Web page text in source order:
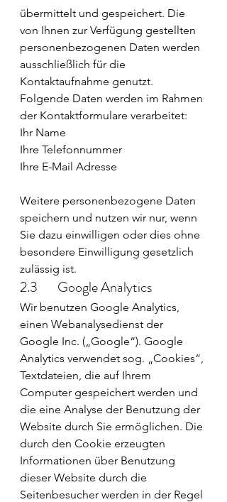
übermittelt und gespeichert. Die
von Ihnen zur Verfügung gestellten
personenbezogenen Daten werden
ausschließlich für die
Kontaktaufnahme genutzt.
Folgende Daten werden im Rahmen
der Kontaktformulare verarbeitet:
Ihr Name
Ihre Telefonnummer
Ihre E-Mail Adresse
Weitere personenbezogene Daten
speichern und nutzen wir nur, wenn
Sie dazu einwilligen oder dies ohne
besondere Einwilligung gesetzlich
zulässig ist.
2.3       Google Analytics
Wir benutzen Google Analytics,
einen Webanalysedienst der
Google Inc. („Google“). Google
Analytics verwendet sog. „Cookies“,
Textdateien, die auf Ihrem
Computer gespeichert werden und
die eine Analyse der Benutzung der
Website durch Sie ermöglichen. Die
durch den Cookie erzeugten
Informationen über Benutzung
dieser Website durch die
Seitenbesucher werden in der Regel